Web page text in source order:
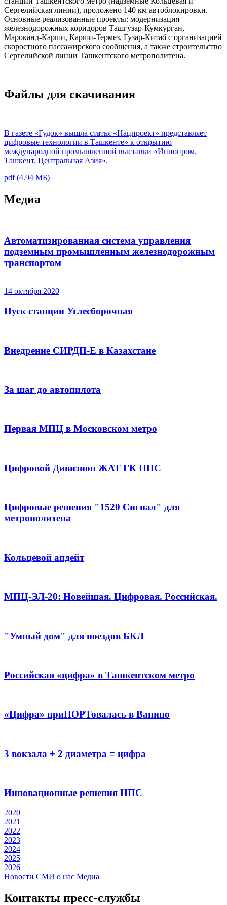
Сергелийская линии), проложено 140 км автоблокировки.
Основные реализованные проекты: модернизация
железнодорожных коридоров Ташгузар-Кумкурган,
Мароканд-Карши, Карши-Термез, Гузар-Китаб с организацией
скоростного пассажирского сообщения, а также строительство
Сергелийской линии Ташкентского метрополитена.
Файлы для скачивания
В газете «Гудок» вышла статья «Нацпроект» представляет
цифровые технологии в Ташкенте» к открытию
международной промышленной выставки «Иннопром.
Ташкент. Центральная Азия».
pdf (4.94 МБ)
Медиа
Автоматизированная система управления
подземным промышленным железнодорожным
транспортом
14 октября 2020
Пуск станции Углесборочная
Внедрение СИРДП-Е в Казахстане
За шаг до автопилота
Первая МПЦ в Московском метро
Цифровой Дивизион ЖАТ ГК НПС
Цифровые решения "1520 Сигнал" для
метрополитена
Кольцевой апдейт
МПЦ-ЭЛ-20: Новейшая. Цифровая. Российская.
"Умный дом" для поездов БКЛ
Российская «цифра» в Ташкентском метро
«Цифра» приПОРТовалась в Ванино
3 вокзала + 2 диаметра = цифра
Инновационные решения НПС
2020
2021
2022
2023
2024
2025
2026
Новости СМИ о нас Медиа
Контакты пресс‑службы